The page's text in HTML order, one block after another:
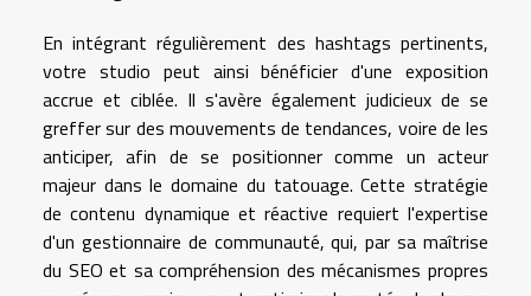
En intégrant régulièrement des hashtags pertinents,
votre studio peut ainsi bénéficier d'une exposition
accrue et ciblée. Il s'avère également judicieux de se
greffer sur des mouvements de tendances, voire de les
anticiper, afin de se positionner comme un acteur
majeur dans le domaine du tatouage. Cette stratégie
de contenu dynamique et réactive requiert l'expertise
d'un gestionnaire de communauté, qui, par sa maîtrise
du SEO et sa compréhension des mécanismes propres